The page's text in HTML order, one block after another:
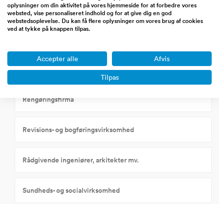
Pizzaria
Reklame- og markedsføringsbureauer
Rengøringsfirma
Revisions- og bogføringsvirksomhed
Rådgivende ingeniører, arkitekter mv.
Sundheds- og socialvirksomhed
oplysninger om din aktivitet på vores hjemmeside for at forbedre vores
websted, vise personaliseret indhold og for at give dig en god
webstedsoplevelse. Du kan få flere oplysninger om vores brug af cookies
ved at tykke på knappen tilpas.
Accepter alle Afvis
Tilpas